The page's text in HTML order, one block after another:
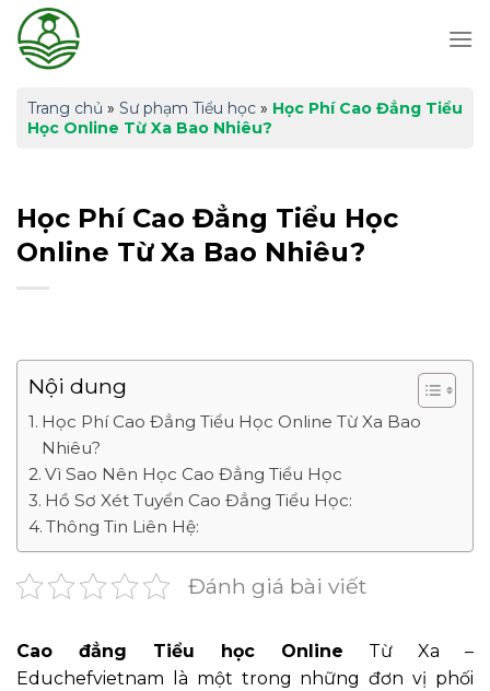
Skip
content
Trang chủ » Sư phạm Tiểu học » Học Phí Cao Đẳng Tiểu
Học Online Từ Xa Bao Nhiêu?
Học Phí Cao Đẳng Tiểu Học
Online Từ Xa Bao Nhiêu?
Nội dung
Học Phí Cao Đẳng Tiểu Học Online Từ Xa Bao
Nhiêu?
Vì Sao Nên Học Cao Đẳng Tiểu Học
Hồ Sơ Xét Tuyển Cao Đẳng Tiểu Học:
Thông Tin Liên Hệ:
Đánh giá bài viết
Cao đẳng Tiểu học Online Từ Xa –
Educhefvietnam là một trong những đơn vị phối